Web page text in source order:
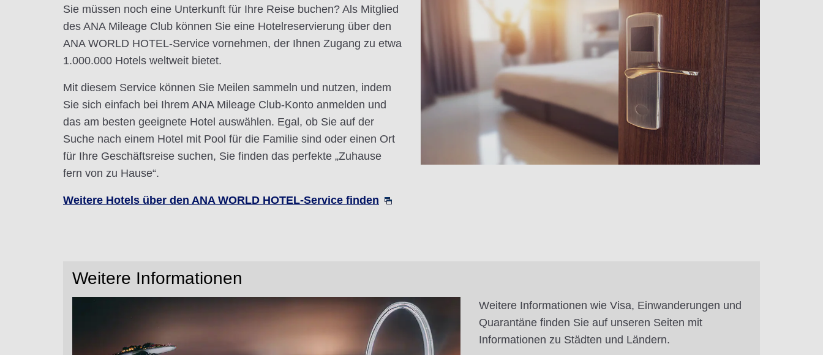
Sie müssen noch eine Unterkunft für Ihre Reise buchen? Als Mitglied
des ANA Mileage Club können Sie eine Hotelreservierung über den
ANA WORLD HOTEL-Service vornehmen, der Ihnen Zugang zu etwa
1.000.000 Hotels weltweit bietet.
Mit diesem Service können Sie Meilen sammeln und nutzen, indem
Sie sich einfach bei Ihrem ANA Mileage Club-Konto anmelden und
das am besten geeignete Hotel auswählen. Egal, ob Sie auf der
Suche nach einem Hotel mit Pool für die Familie sind oder einen Ort
für Ihre Geschäftsreise suchen, Sie finden das perfekte „Zuhause
fern von zu Hause“.
Weitere Hotels über den ANA WORLD HOTEL-Service finden
Weitere Informationen
Weitere Informationen wie Visa, Einwanderungen und
Quarantäne finden Sie auf unseren Seiten mit
Informationen zu Städten und Ländern.